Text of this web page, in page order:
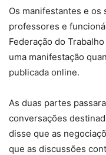
Os manifestantes e os
professores e
Federação do
uma manifestação
publicada online.
As duas partes
conversações
disse que as
que as discussões